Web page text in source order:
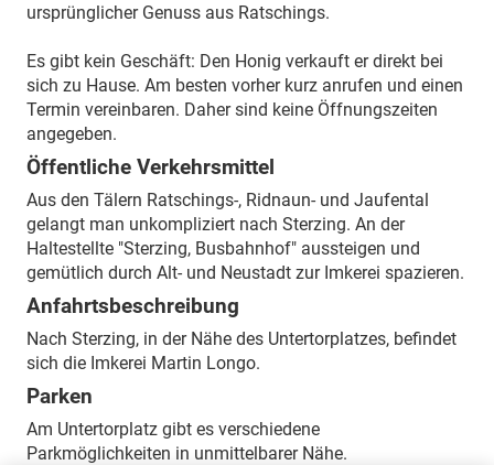
ursprünglicher Genuss aus Ratschings.
Es gibt kein Geschäft: Den Honig verkauft er direkt bei
sich zu Hause. Am besten vorher kurz anrufen und einen
Termin vereinbaren. Daher sind keine Öffnungszeiten
angegeben.
Öffentliche Verkehrsmittel
Aus den Tälern Ratschings-, Ridnaun- und Jaufental
gelangt man unkompliziert nach Sterzing. An der
Haltestellte "Sterzing, Busbahnhof" aussteigen und
gemütlich durch Alt- und Neustadt zur Imkerei spazieren.
Anfahrtsbeschreibung
Nach Sterzing, in der Nähe des Untertorplatzes, befindet
sich die Imkerei Martin Longo.
Parken
Am Untertorplatz gibt es verschiedene
Parkmöglichkeiten in unmittelbarer Nähe.